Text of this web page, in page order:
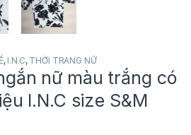
, I.N.C, THỜI TRANG NỮ
nữ màu trắng có
I.N.C size S&M